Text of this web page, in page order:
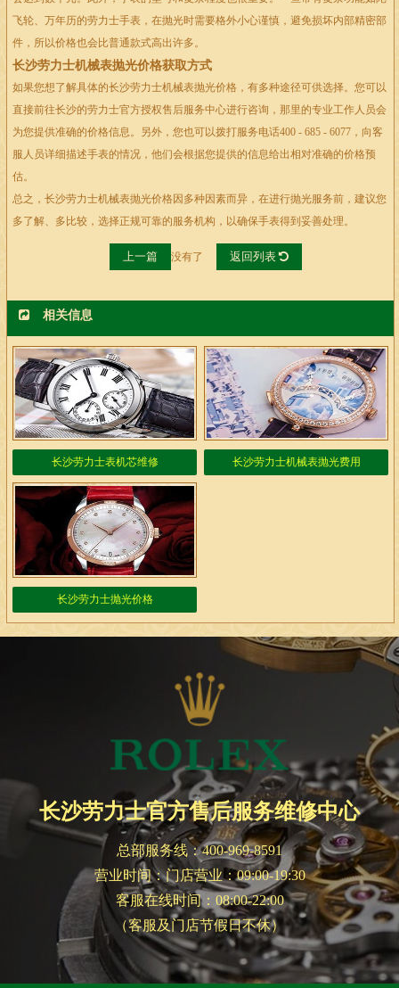
飞轮、万年历的劳力士手表，在抛光时需要格外小心谨慎，避免损坏内部精密部
件，所以价格也会比普通款式高出许多。
长沙劳力士机械表抛光价格获取方式
如果您想了解具体的长沙劳力士机械表抛光价格，有多种途径可供选择。您可以
直接前往长沙的劳力士官方授权售后服务中心进行咨询，那里的专业工作人员会
为您提供准确的价格信息。另外，您也可以拨打服务电话400 - 685 - 6077，向客
服人员详细描述手表的情况，他们会根据您提供的信息给出相对准确的价格预
估。
总之，长沙劳力士机械表抛光价格因多种因素而异，在进行抛光服务前，建议您
多了解、多比较，选择正规可靠的服务机构，以确保手表得到妥善处理。
上一篇 没有了 返回列表
相关信息
长沙劳力士表机芯维修 长沙劳力士机械表抛光费用
长沙劳力士抛光价格
长沙劳力士官方售后服务维修中心
总部服务线：400-969-8591
营业时间：门店营业：09:00-19:30
客服在线时间：08:00-22:00
（客服及门店节假日不休）